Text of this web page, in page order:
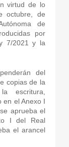
virtud de lo
octubre, de
de
por
7/2021 y la
del
copias de la
escritura,
en el Anexo I
aprueba el
I del Real
el arancel